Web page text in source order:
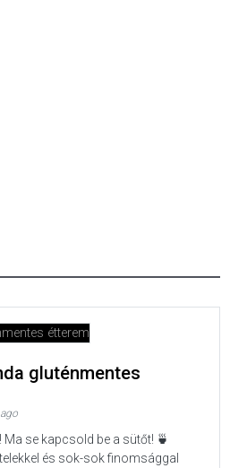
gluténmentes
se kapcsold be a sütőt! 🍵
és sok-sok finomsággal